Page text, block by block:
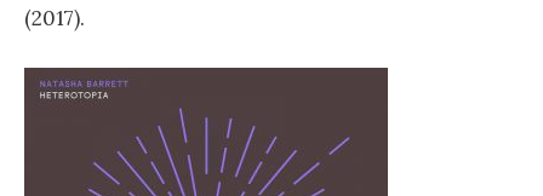
(2017).